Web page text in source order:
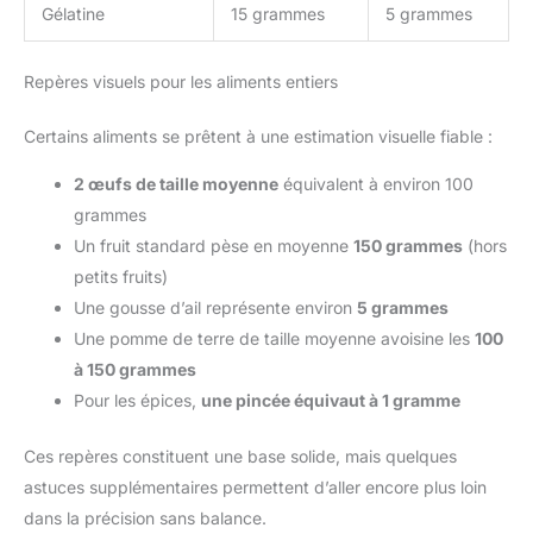
Gélatine 15 grammes 5 grammes
Repères visuels pour les aliments entiers
Certains aliments se prêtent à une estimation visuelle fiable :
2 œufs de taille moyenne équivalent à environ 100
grammes
Un fruit standard pèse en moyenne 150 grammes (hors
petits fruits)
Une gousse d’ail représente environ 5 grammes
Une pomme de terre de taille moyenne avoisine les 100
à 150 grammes
Pour les épices, une pincée équivaut à 1 gramme
Ces repères constituent une base solide, mais quelques
astuces supplémentaires permettent d’aller encore plus loin
dans la précision sans balance.